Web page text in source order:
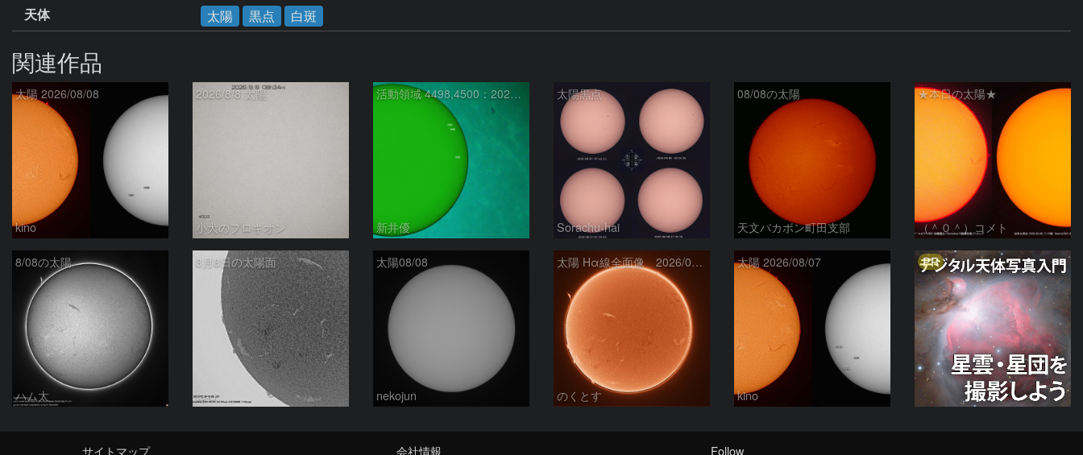
天体
太陽 黒点 白斑
関連作品
太陽 2026/08/08
kino
2026/8/8 太陽
小犬のプロキオン
活動領域 4498,4500：2026/08/08
新井優
太陽黒点
Sorachu-hai
08/08の太陽
天文バカボン町田支部
★本日の太陽★
（＾０＾）コメト
8/08の太陽
ハム太
8月8日の太陽面
ta-o
太陽08/08
nekojun
太陽 Hα線全面像 2026/08/08
のくとす
太陽 2026/08/07
kino
PR
サイトマップ 会社情報 Follow